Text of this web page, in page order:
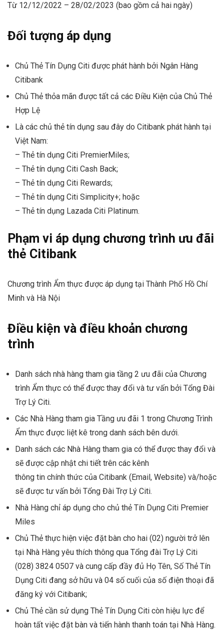
Từ 12/12/2022 – 28/02/2023 (bao gồm cả hai ngày)
Đối tượng áp dụng
Chủ Thẻ Tín Dụng Citi được phát hành bởi Ngân Hàng
Citibank
Chủ Thẻ thỏa mãn được tất cả các Điều Kiện của Chủ Thẻ
Hợp Lệ
Là các chủ thẻ tín dụng sau đây do Citibank phát hành tại
Việt Nam:
– Thẻ tín dụng Citi PremierMiles;
– Thẻ tín dụng Citi Cash Back;
– Thẻ tín dụng Citi Rewards;
– Thẻ tín dụng Citi Simplicity+; hoặc
– Thẻ tín dụng Lazada Citi Platinum.
Phạm vi áp dụng chương trình ưu đãi
thẻ Citibank
Chương trình Ẩm thực được áp dụng tại Thành Phố Hồ Chí
Minh và Hà Nội
Điều kiện và điều khoản chương
trình
Danh sách nhà hàng tham gia tầng 2 ưu đãi của Chương
trình Ẩm thực có thể được thay đổi và tư vấn bởi Tổng Đài
Trợ Lý Citi.
Các Nhà Hàng tham gia Tầng ưu đãi 1 trong Chương Trình
Ẩm thực được liệt kê trong danh sách bên dưới.
Danh sách các Nhà Hàng tham gia có thể được thay đổi và
sẽ được cập nhật chi tiết trên các kênh
thông tin chính thức của Citibank (Email, Website) và/hoặc
sẽ được tư vấn bởi Tổng Đài Trợ Lý Citi.
Nhà Hàng chỉ áp dụng cho chủ thẻ Tín Dụng Citi Premier
Miles
Chủ Thẻ thực hiện việc đặt bàn cho hai (02) người trở lên
tại Nhà Hàng yêu thích thông qua Tổng đài Trợ Lý Citi
(028) 3824 0507 và cung cấp đầy đủ Họ Tên, Số Thẻ Tín
Dụng Citi đang sở hữu và 04 số cuối của số điện thoại đã
đăng ký với Citibank;
Chủ Thẻ cần sử dụng Thẻ Tín Dụng Citi còn hiệu lực để
hoàn tất việc đặt bàn và tiến hành thanh toán tại Nhà Hàng.